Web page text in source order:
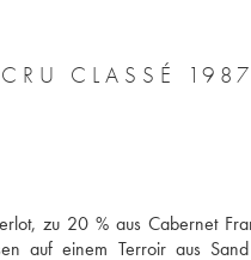
CLASSÉ 1987
zu 20 % aus Cabernet
auf einem Terroir aus